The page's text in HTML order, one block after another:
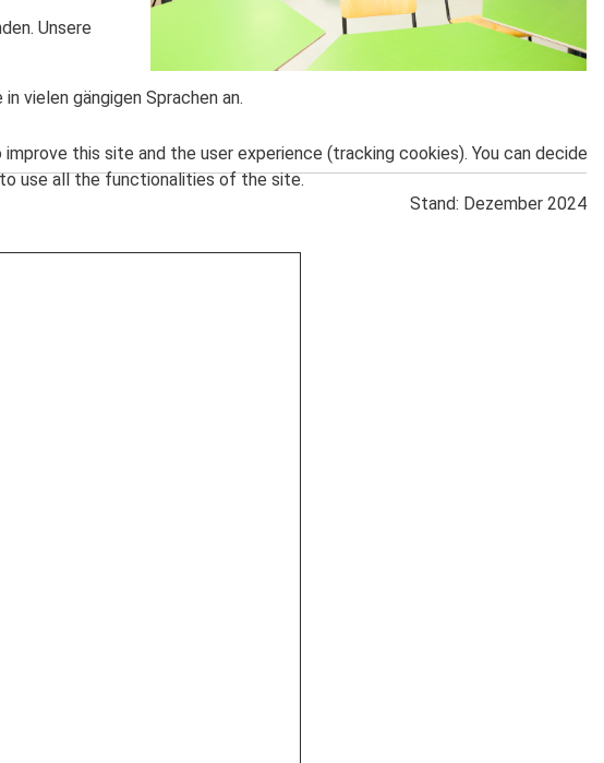
Unsere
vielen gängigen Sprachen an.
Stand: Dezember 2024
this site and the user experience (tracking cookies). You can decide
use all the functionalities of the site.